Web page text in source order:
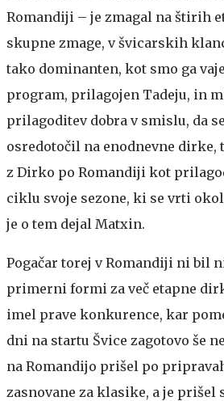
Romandiji – je zmagal na štirih
skupne zmage, v švicarskih
tako dominanten, kot smo ga
program, prilagojen Tadeju, in
prilagoditev dobra v smislu, da
osredotočil na enodnevne dirke,
z Dirko po Romandiji kot
ciklu svoje sezone, ki se vrti
je o tem dejal Matxin.
Pogačar torej v Romandiji ni bil
primerni formi za več etapne
imel prave konkurence, kar
dni na startu Švice zagotovo še
na Romandijo prišel po
zasnovane za klasike, a je prišel